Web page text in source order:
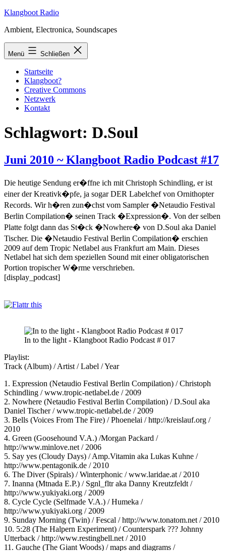
Zum
springen
Klangboot Radio
Ambient, Electronica, Soundscapes
Menü Schließen
Startseite
Klangboot?
Creative Commons
Netzwerk
Kontakt
Schlagwort: D.Soul
Juni 2010 ~ Klangboot Radio Podcast #17
Die heutige Sendung er�ffne ich mit Christoph Schindling, er ist
einer der Kreativk�pfe, ja sogar DER Labelchef von Ornithopter
Records. Wir h�ren zun�chst vom Sampler �Netaudio Festival
Berlin Compilation� seinen Track �Expression�. Von der selben
Platte folgt dann das St�ck �Nowhere� von D.Soul aka Daniel
Tischer. Die �Netaudio Festival Berlin Compilation� erschien
2009 auf dem Tropic Netlabel aus Frankfurt am Main. Dieses
Netlabel hat sich dem speziellen Sound mit einer obligatorischen
Portion tropischer W�rme verschrieben.
[display_podcast]
In to the light - Klangboot Radio Podcast # 017
Playlist:
Track (Album) / Artist / Label / Year
1. Expression (Netaudio Festival Berlin Compilation) / Christoph
Schindling / www.tropic-netlabel.de / 2009
2. Nowhere (Netaudio Festival Berlin Compilation) / D.Soul aka
Daniel Tischer / www.tropic-netlabel.de / 2009
3. Bells (Voices From The Fire) / Phoenelai / http://kreislauf.org /
2010
4. Green (Goosehound V.A.) /Morgan Packard /
http://www.minlove.net / 2006
5. Say yes (Cloudy Days) / Amp.Vitamin aka Lukas Kuhne /
http://www.pentagonik.de / 2010
6. The Diver (Spirals) / Winterphonic / www.laridae.at / 2010
7. Inanna (Mtnada E.P.) / Sgnl_fltr aka Danny Kreutzfeldt /
http://www.yukiyaki.org / 2009
8. Cycle Cycle (Selfmade V.A.) / Humeka /
http://www.yukiyaki.org / 2009
9. Sunday Morning (Twin) / Fescal / http://www.tonatom.net / 2010
10. 5:28 (The Halpern Experiment) / Counterspark ??? Johnny
Utterback / http://www.restingbell.net / 2010
11. Gauche (The Giant Woods) / maps and diagrams /